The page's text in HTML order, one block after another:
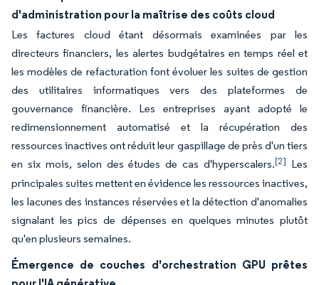
d'administration pour la maîtrise des coûts cloud
Les factures cloud étant désormais examinées par les
directeurs financiers, les alertes budgétaires en temps réel et
les modèles de refacturation font évoluer les suites de gestion
des utilitaires informatiques vers des plateformes de
gouvernance financière. Les entreprises ayant adopté le
redimensionnement automatisé et la récupération des
ressources inactives ont réduit leur gaspillage de près d'un tiers
en six mois, selon des études de cas d'hyperscalers.[2] Les
principales suites mettent en évidence les ressources inactives,
les lacunes des instances réservées et la détection d'anomalies
signalant les pics de dépenses en quelques minutes plutôt
qu'en plusieurs semaines.
Émergence de couches d'orchestration GPU prêtes